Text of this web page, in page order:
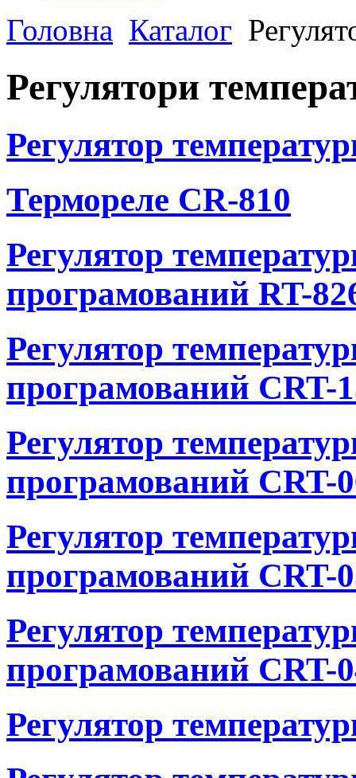
Головна Каталог
Регулятори
Регулятор
Термореле CR-810
Регулятор
програмований RT-
Регулятор
програмований CRT-
Регулятор
програмований CRT-
Регулятор
програмований CRT-
Регулятор
програмований CRT-
Регулятор